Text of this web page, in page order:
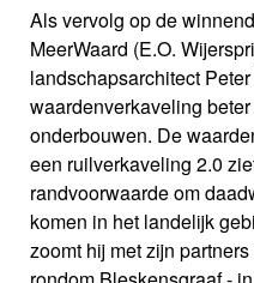
Als vervolg op de
MeerWaard (E.O.
landschapsarchitect
waardenverkaveling
onderbouwen. De
een ruilverkaveling 2.0
randvoorwaarde om
komen in het landelijk
zoomt hij met zijn